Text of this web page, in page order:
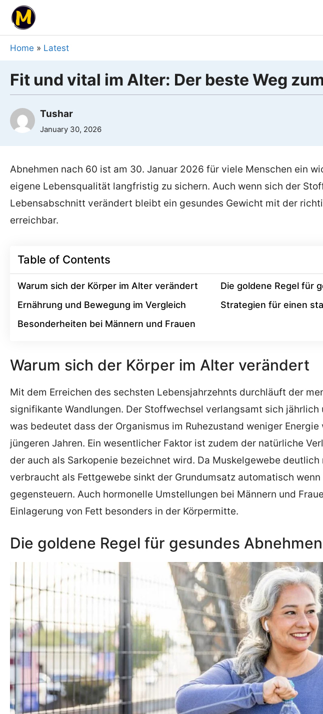
Skip
content
Home » Latest
Fit und vital im Alter: Der beste Weg
Tushar
January 30, 2026
Abnehmen nach 60 ist am 30. Januar 2026 für viele Menschen ein
eigene Lebensqualität langfristig zu sichern. Auch wenn sich der
Lebensabschnitt verändert bleibt ein gesundes Gewicht mit der
erreichbar.
Table of Contents
Warum sich der Körper im Alter verändert
Die goldene Regel für
Ernährung und Bewegung im Vergleich
Strategien für einen
Besonderheiten bei Männern und Frauen
Warum sich der Körper im Alter verändert
Mit dem Erreichen des sechsten Lebensjahrzehnts durchläuft der
signifikante Wandlungen. Der Stoffwechsel verlangsamt sich jährlich
was bedeutet dass der Organismus im Ruhezustand weniger Energie
jüngeren Jahren. Ein wesentlicher Faktor ist zudem der natürliche
der auch als Sarkopenie bezeichnet wird. Da Muskelgewebe deutlich
verbraucht als Fettgewebe sinkt der Grundumsatz automatisch
gegensteuern. Auch hormonelle Umstellungen bei Männern und
Einlagerung von Fett besonders in der Körpermitte.
Die goldene Regel für gesundes Abnehmen